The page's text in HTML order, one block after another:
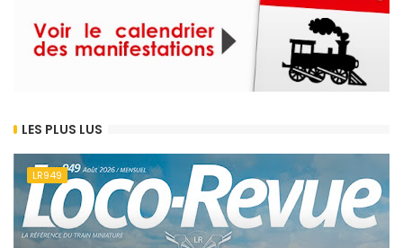
LES PLUS LUS
LR949